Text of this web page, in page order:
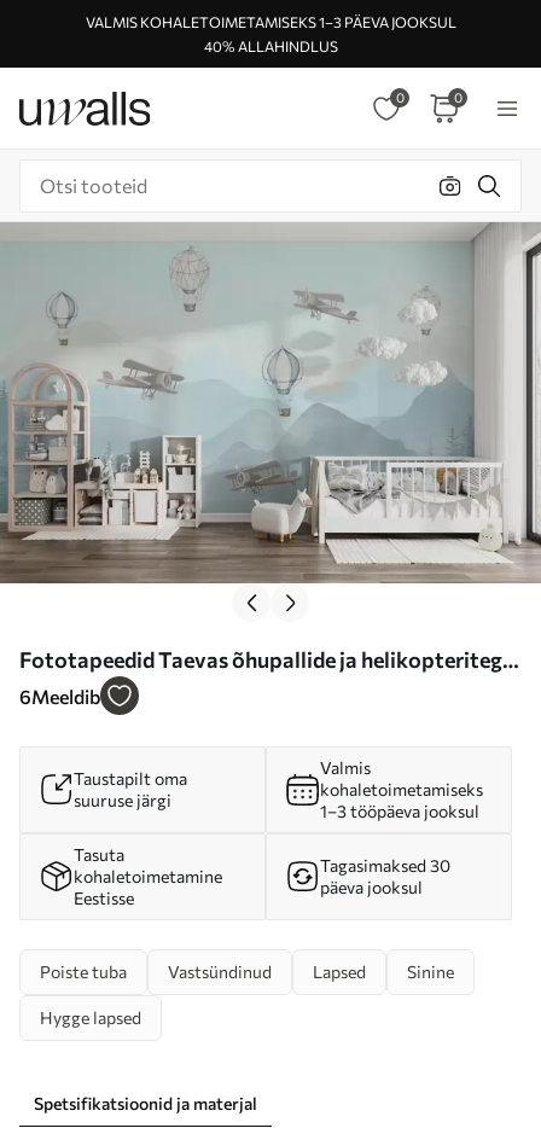
VALMIS KOHALETOIMETAMISEKS 1–3 PÄEVA JOOKSUL
40% ALLAHINDLUS
0 0
Fototapeedid Taevas õhupallide ja helikopteritega
Nr u74226
6Meeldib
Taustapilt oma
suuruse järgi
Valmis
kohaletoimetamiseks
1–3 tööpäeva jooksul
Tasuta
kohaletoimetamine
Eestisse
Tagasimaksed 30
päeva jooksul
Poiste tuba Vastsündinud Lapsed Sinine
Hygge lapsed
Spetsifikatsioonid ja materjal